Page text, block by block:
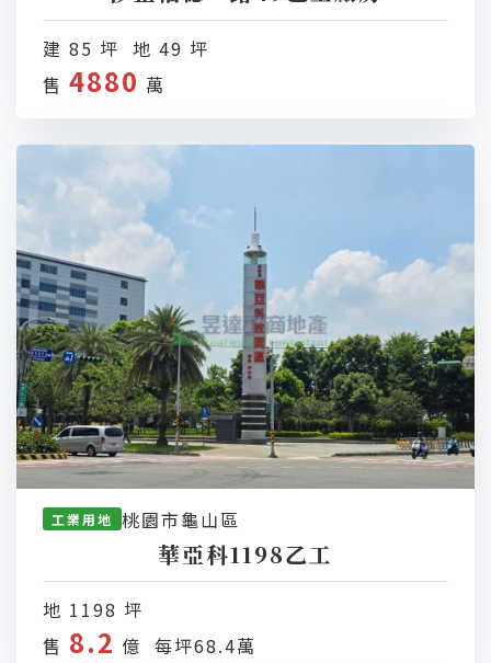
建 85 坪 地 49 坪
售 4880 萬
工業用地 桃園市龜山區
華亞科1198乙工
地 1198 坪
售 8.2 億 每坪68.4萬